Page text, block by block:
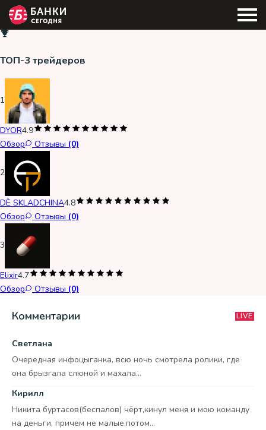
ТОП-3 трейдеров
1
DYOR4.9
Обзор
Отзывы (0)
2
DÈ SKLADCHINA4.8
Обзор
Отзывы (0)
3
Elixir4.7
Обзор
Отзывы (0)
Комментарии LIVE
Светлана
Очередная инфоцыганка, всю ночь смотрела ролики, где
она брызгала слюной и махала...
Кирилл
Никита буртасов(беспалов) чёрт,кинул меня и мою команду
на деньги, причем не малые,потом...